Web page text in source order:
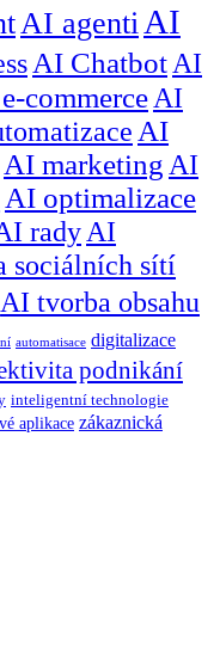
AI agenti AI
AI Chatbot AI
commerce AI
AI
AI marketing AI
AI optimalizace
rady AI
sociálních sítí
AI tvorba obsahu
automatisace digitalizace
podnikání
inteligentní technologie
aplikace zákaznická